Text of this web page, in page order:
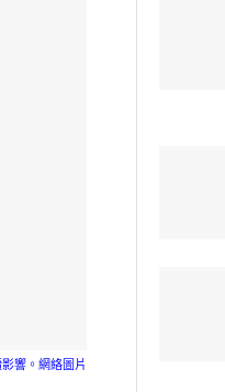
響。網絡圖片